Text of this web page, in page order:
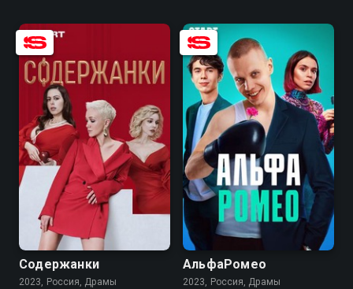
7.2
Содержанки
2023, Россия, Драмы
6.3
АльфаРомео
2023, Россия, Драмы